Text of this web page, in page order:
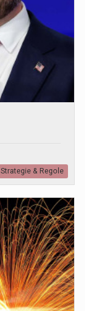
Strategie & Regole